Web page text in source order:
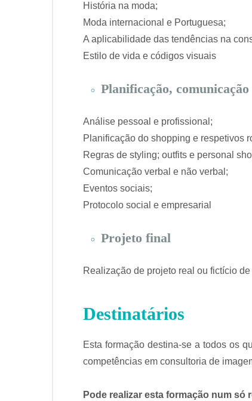
História na moda;
Moda internacional e Portuguesa;
A aplicabilidade das tendências na
Estilo de vida e códigos visuais
Planificação,
Análise pessoal e profissional;
Planificação do shopping e respetivos
Regras de styling; outfits e personal
Comunicação verbal e não verbal;
Eventos sociais;
Protocolo social e empresarial
Projeto final
Realização de projeto real ou fictício
Destinatários
Esta formação destina-se a todos os
competências em consultoria de
Pode realizar esta formação num só